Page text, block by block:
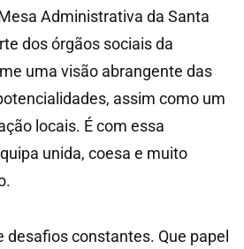
Administrativa da Santa
dos órgãos sociais da
uma visão abrangente das
assim como um
locais. É com essa
unida, coesa e muito
constantes. Que papel